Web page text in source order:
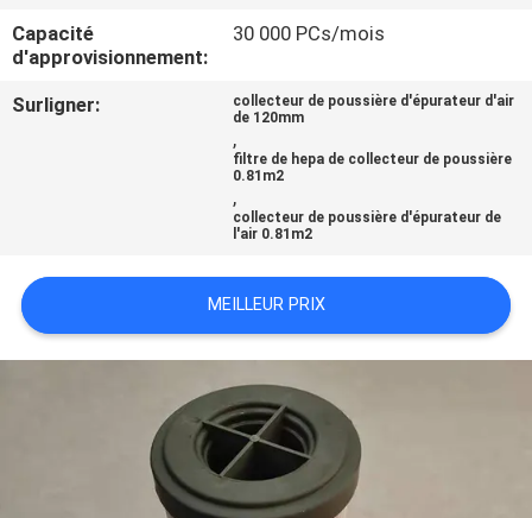
DEMANDEZ
UNE
CITATION
SITE
PRIVACY
Capacité
d'approvisionnement:
30 000 PCs/mois
Surligner:
collecteur de poussière d'épurateur d'air
de 120mm
,
filtre de hepa de collecteur de poussière
0.81m2
,
collecteur de poussière d'épurateur de
l'air 0.81m2
MEILLEUR PRIX